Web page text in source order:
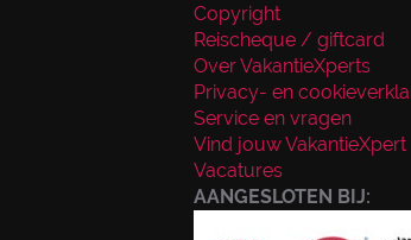
Copyright
Reischeque / giftcard
Over VakantieXperts
Privacy- en
Service en vragen
Vind jouw VakantieXpert
Vacatures
AANGESLOTEN BIJ: